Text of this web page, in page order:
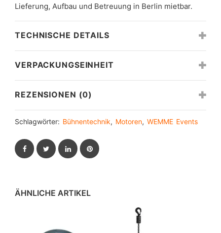
Lieferung, Aufbau und Betreuung in Berlin mietbar.
TECHNISCHE DETAILS
VERPACKUNGSEINHEIT
REZENSIONEN (0)
Schlagwörter: Bühnentechnik, Motoren, WEMME Events
FacebookTwitterLinkedInPinterest
ÄHNLICHE ARTIKEL